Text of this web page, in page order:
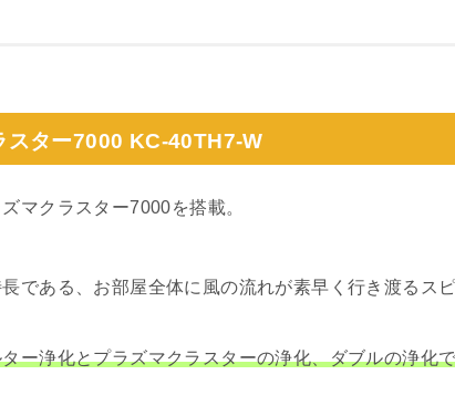
スター7000 KC-40TH7-W
マクラスター7000を搭載。
である、お部屋全体に風の流れが素早く行き渡るス
ー浄化とプラズマクラスターの浄化、ダブルの浄化